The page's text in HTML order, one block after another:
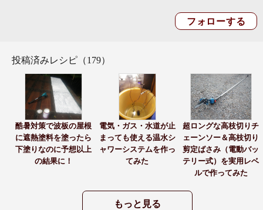
投稿済みレシピ（179）
酷暑対策で波板の屋根
に遮熱塗料を塗ったら
下塗りなのに予想以上
の結果に！
電気・ガス・水道が止
まっても使える温水シ
ャワーシステムを作っ
てみた
超ロングな高枝切りチ
ェーンソー＆高枝切り
剪定ばさみ（電動バッ
テリー式）を実用レベ
ルで作ってみた
もっと見る